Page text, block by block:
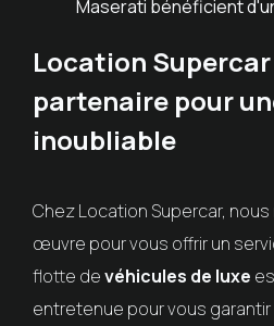
Maserati bénéficient
Location
partenaire pour
inoubliable
Chez Location Supercar,
œuvre pour vous offrir un
flotte devéhicules de luxe
entretenue pour vous